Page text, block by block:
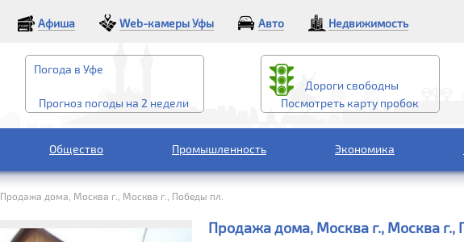
Афиша Web-камеры Уфы Авто Недвижимость
Погода в Уфе
Прогноз погоды на 2 недели
Дороги свободны
Посмотреть карту пробок
Общество Промышленность Экономика
Продажа дома, Москва г., Москва г., Победы пл.
Продажа дома, Москва г., Москва г.,